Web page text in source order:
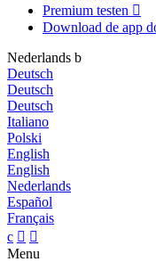
Premium testen 
Download de app
Nederlands b
Deutsch
Deutsch
Deutsch
Italiano
Polski
English
English
Nederlands
Español
Français
c  
Menu